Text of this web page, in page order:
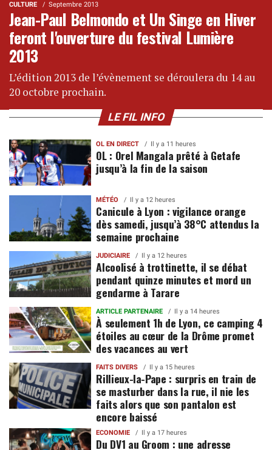
CULTURE Septembre 2013
Jean-Paul Belmondo et Un Singe en Hiver
feront l'ouverture du festival Lumière
2013
L’édition 2013 de l’évènement se déroulera du 14 au
20 octobre prochain.
LE FIL INFO
OL EN DIRECT Il y a 11 heures
OL : Orel Mangala prêté à Getafe
jusqu’à la fin de la saison
MÉTÉO Il y a 12 heures
Canicule à Lyon : vigilance orange
dès samedi, jusqu’à 38°C attendus la
semaine prochaine
JUDICIAIRE Il y a 12 heures
Alcoolisé à trottinette, il se débat
pendant quinze minutes et mord un
gendarme à Tarare
ARTICLE PARTENAIRE Il y a 14 heures
À seulement 1h de Lyon, ce camping 4
étoiles au cœur de la Drôme promet
des vacances au vert
FAITS DIVERS Il y a 15 heures
Rillieux-la-Pape : surpris en train de
se masturber dans la rue, il nie les
faits alors que son pantalon est
encore baissé
ECONOMIE Il y a 17 heures
Du DV1 au Groom : une adresse